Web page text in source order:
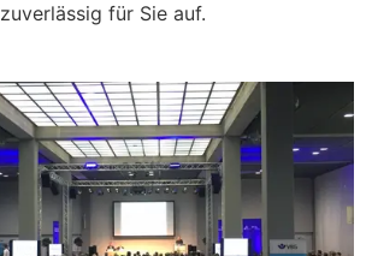
zuverlässig für Sie auf.